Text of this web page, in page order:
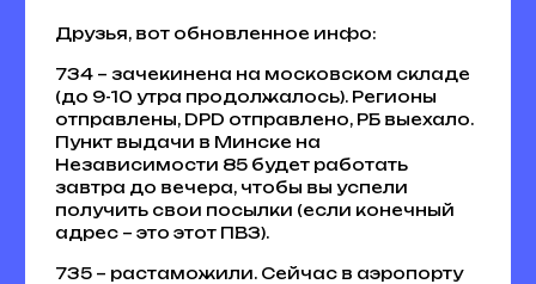
Друзья, вот обновленное инфо:
734 – зачекинена на московском складе
(до 9-10 утра продолжалось). Регионы
отправлены, DPD отправлено, РБ выехало.
Пункт выдачи в Минске на
Независимости 85 будет работать
завтра до вечера, чтобы вы успели
получить свои посылки (если конечный
адрес – это этот ПВЗ).
735 – растаможили. Сейчас в аэропорту